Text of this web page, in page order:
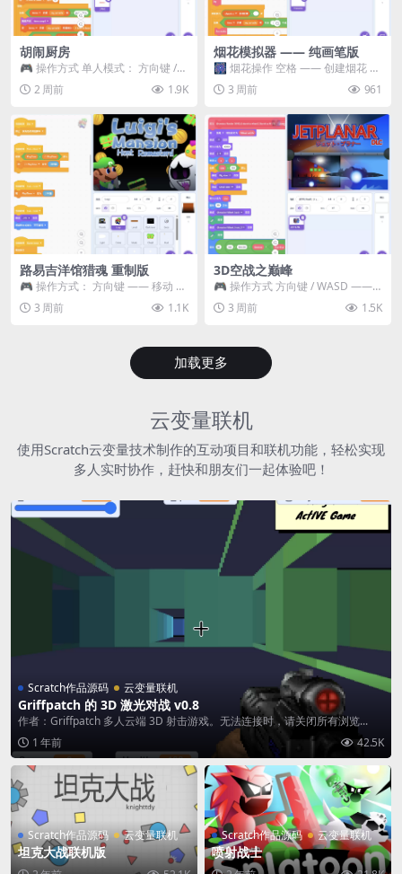
胡闹厨房
🎮 操作方式 单人模式： 方向键 /
WASD —— 移动 Z / K —— 抓...
2 周前 1.9K
烟花模拟器 —— 纯画笔版
🎆 烟花操作 空格 —— 创建烟花 1
~ 3 —— 切换烟花类型 普通烟花
嘶...3 周前 961
路易吉洋馆猎魂 重制版
🎮 操作方式： 方向键 —— 移动 &
跳跃 空格 —— 打开宝箱 将你...
3 周前 1.1K
3D空战之巅峰
🎮 操作方式 方向键 / WASD ——
移动 Z / K —— 射击 / 攻击...
3 周前 1.5K
加载更多
云变量联机
使用Scratch云变量技术制作的互动项目和联机功能，轻松实现
多人实时协作，赶快和朋友们一起体验吧！
Scratch作品源码 云变量联机
Griffpatch 的 3D 激光对战 v0.8
作者：Griffpatch 多人云端 3D 射击游戏。无法连接时，请关闭所有浏览...
1 年前
42.5K
Scratch作品源码 云变量联机
坦克大战联机版
Scratch作品源码 云变量联机
喷射战士